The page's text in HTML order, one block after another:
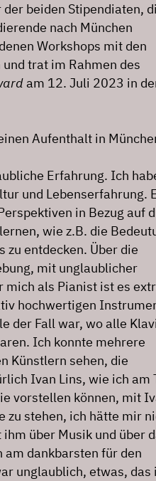
beiden Stipendiaten,
nach München
Workshops mit den
trat im Rahmen des
am 12. Juli 2023 in
Aufenthalt in
Erfahrung. Ich
und Lebenserfahrung.
in Bezug auf
wie z.B. die
entdecken. Über die
mit unglaublicher
mich als Pianist ist es
hochwertigen
der Fall war, wo alle
Ich konnte mehrere
Künstlern sehen, die
Ivan Lins, wie ich am
vorstellen können, mit
zu stehen, ich hätte mir
über Musik und über
am dankbarsten für den
unglaublich, etwas, das